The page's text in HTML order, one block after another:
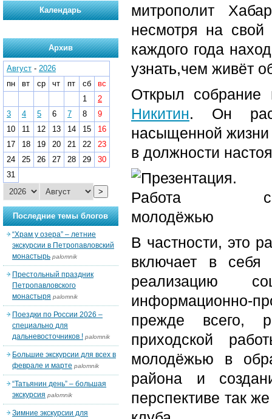
митрополит
несмотря на свой
каждого года
узнать,чем живёт
Открыл собрание
Никитин. Он
насыщенной жизни
в должности
В частности, это
включает в себя
реализацию
информационно-
прежде всего,
приходской
молодёжью в
района и
перспективе так
Календарь
Архив
Август - 2026
пн
вт ср чт пт сб
вс
1
2
3
4 5 6 7 8
9
10
11 12 13 14 15
16
17
18 19 20 21 22
23
24
25 26 27 28 29
30
31
>
Последние темы блогов
“Храм у озера” – летние
экскурсии в Петропавловский
монастырь palomnik
Престольный праздник
Петропавловского
монастыря palomnik
Поездки по России 2026 –
специально для
дальневосточников ! palomnik
Большие экскурсии для всех в
феврале и марте palomnik
“Татьянин день” – большая
экскурсия palomnik
Зимние экскурсии для